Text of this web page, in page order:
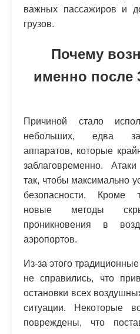
важных пассажиров и
грузов.
Почему
именно после
Причиной стало
небольших, едва
аппаратов, которые
заблаговременно.
так, чтобы максимально
безопасности. Кроме
новые методы
проникновения в
аэропортов.
Из-за этого
не справились, что
остановки всех
ситуации. Некоторые
повреждены, что